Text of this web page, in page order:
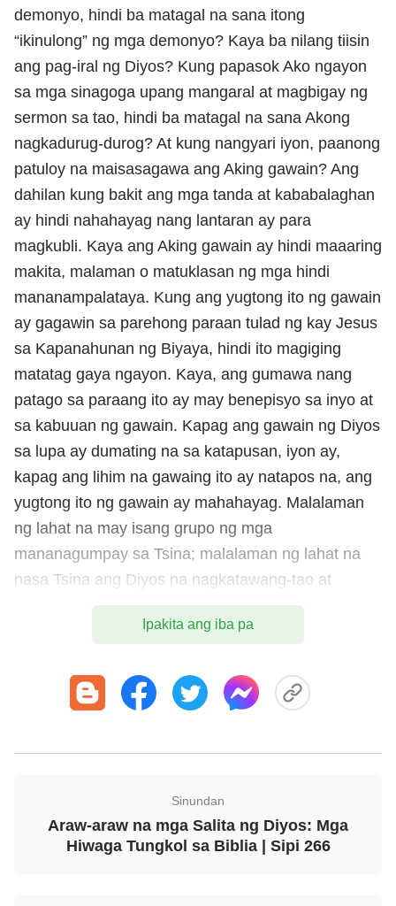
demonyo, hindi ba matagal na sana itong
“ikinulong” ng mga demonyo? Kaya ba nilang tiisin
ang pag-iral ng Diyos? Kung papasok Ako ngayon
sa mga sinagoga upang mangaral at magbigay ng
sermon sa tao, hindi ba matagal na sana Akong
nagkadurug-durog? At kung nangyari iyon, paanong
patuloy na maisasagawa ang Aking gawain? Ang
dahilan kung bakit ang mga tanda at kababalaghan
ay hindi nahahayag nang lantaran ay para
magkubli. Kaya ang Aking gawain ay hindi maaaring
makita, malaman o matuklasan ng mga hindi
mananampalataya. Kung ang yugtong ito ng gawain
ay gagawin sa parehong paraan tulad ng kay Jesus
sa Kapanahunan ng Biyaya, hindi ito magiging
matatag gaya ngayon. Kaya, ang gumawa nang
patago sa paraang ito ay may benepisyo sa inyo at
sa kabuuan ng gawain. Kapag ang gawain ng Diyos
sa lupa ay dumating na sa katapusan, iyon ay,
kapag ang lihim na gawaing ito ay natapos na, ang
yugtong ito ng gawain ay mahahayag. Malalaman
ng lahat na may isang grupo ng mga
mananagumpay sa Tsina; malalaman ng lahat na
nasa Tsina ang Diyos na nagkatawang-tao at
dumating na sa pagtatapos ang Kanyang gawain.
Doon lamang magliliwanag sa tao: Bakit hindi pa
Lumalabas na ang Diyos ay personal na
nagsasagawa ng Kanyang gawain sa Tsina at
bilang mga mananagumpay.
Ang Hiwaga ng Pagkakatawang-tao 2
Ipakita ang iba pa
Sinundan
Araw-araw na mga Salita ng Diyos: Mga
Hiwaga Tungkol sa Biblia | Sipi 266